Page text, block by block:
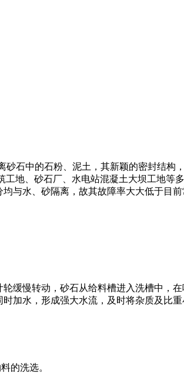
砂石中的石粉、泥土，其新颖的密封结构
工地、砂石厂、水电站混凝土大坝工地等
与水、砂隔离，故其故障率大大低于目前
缓慢转动，砂石从给料槽进入洗槽中，
加水，形成强大水流，及时将杂质及比
的洗选。